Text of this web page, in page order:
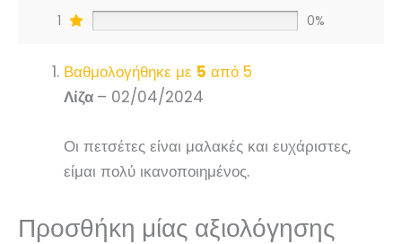
1
0%
Βαθμολογήθηκε με 5 από 5
Λίζα – 02/04/2024
Οι πετσέτες είναι μαλακές και ευχάριστες,
είμαι πολύ ικανοποιημένος.
Προσθήκη μίας αξιολόγησης